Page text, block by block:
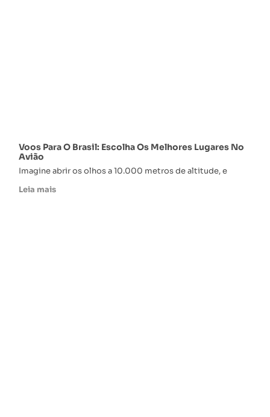
Voos Para O Brasil: Escolha Os Melhores Lugares No
Avião
Imagine abrir os olhos a 10.000 metros de altitude, e
Leia mais